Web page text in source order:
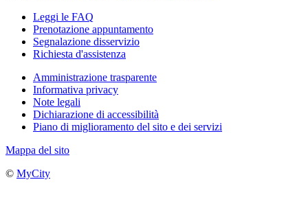
Leggi le FAQ
Prenotazione appuntamento
Segnalazione disservizio
Richiesta d'assistenza
Amministrazione trasparente
Informativa privacy
Note legali
Dichiarazione di accessibilità
Piano di miglioramento del sito e dei servizi
Mappa del sito
© MyCity